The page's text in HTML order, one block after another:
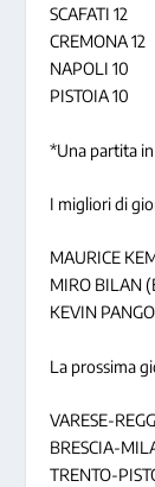
SCAFATI 12
CREMONA 12
NAPOLI 10
PISTOIA 10
*Una partita
I migliori di
MAURICE
MIRO BILAN
KEVIN
La prossima
VARESE-
BRESCIA-
TRENTO-